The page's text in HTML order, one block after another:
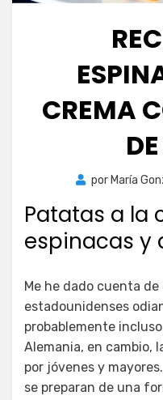
CREMA
por María
Patatas a la
espinacas y
Me he dado cuenta
estadounidenses
probablemente
Alemania, en cambio,
por jóvenes y
se preparan de una